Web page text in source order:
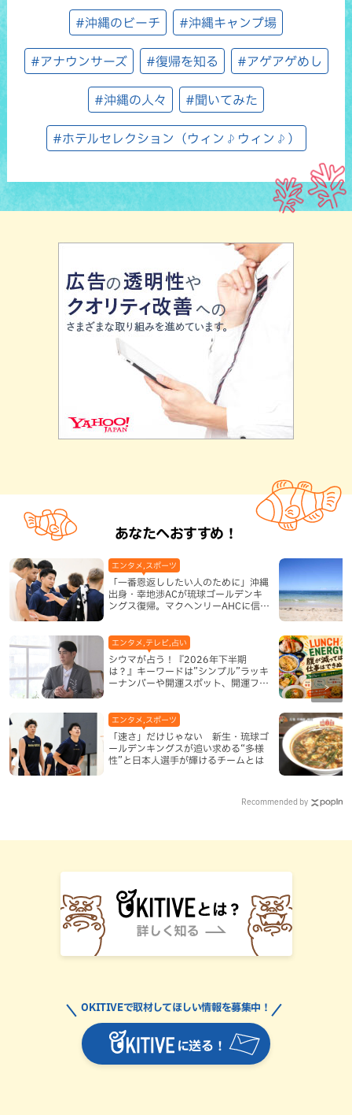
#沖縄のビーチ #沖縄キャンプ場
#アナウンサーズ #復帰を知る #アゲアゲめし
#沖縄の人々 #聞いてみた
#ホテルセレクション（ウィン♪ウィン♪）
あなたへおすすめ！
「一番恩返ししたい人のために」沖縄
出身・幸地渉ACが琉球ゴールデンキ
ングス復帰。マクヘンリーAHCに信頼
エンタメ,スポーツ
シウマが占う！『2026年下半期
は？』キーワードは”シンプル”ラッキ
ーナンバーや開運スポット、開運フー
エンタメ,テレビ,占い
「速さ」だけじゃない 新生・琉球ゴ
ールデンキングスが追い求める“多様
性”と日本人選手が輝けるチームとは
エンタメ,スポーツ
Recommended by
に送る！
OKITIVEで取材してほしい情報を募集中！